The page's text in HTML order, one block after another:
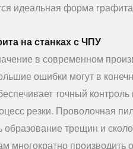
идеальная форма
на станках с ЧПУ
в современном
ошибки могут в
точный
резки. Проволочная
трещин и
многократно производить